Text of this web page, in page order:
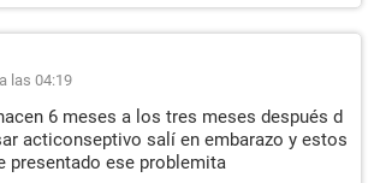
las 04:19
6 meses a los tres meses después d
acticonseptivo salí en embarazo y estos
presentado ese problemita